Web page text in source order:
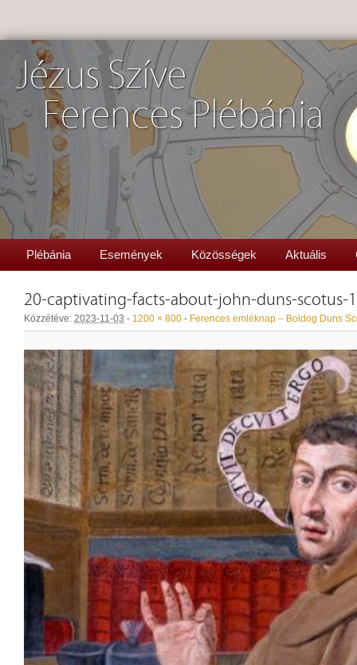
Jézus Szíve
Ferences Plébánia
Plébánia Események Közösségek Aktuális
20-captivating-facts-about-john-duns-scotus-
Közzétéve: 2023-11-03 - 1200 × 800 - Ferences emléknap – Boldog Duns